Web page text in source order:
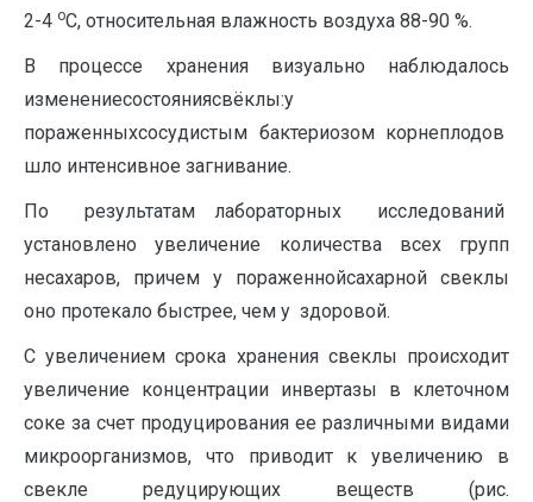
2-4 оС, относительная влажность воздуха 88-90 %.
В процессе хранения визуально наблюдалось
изменениесостояниясвёклы:у
пораженныхсосудистым бактериозом корнеплодов
шло интенсивное загнивание.
По результатам лабораторных исследований
установлено увеличение количества всех групп
несахаров, причем у пораженнойсахарной свеклы
оно протекало быстрее, чем у здоровой.
С увеличением срока хранения свеклы происходит
увеличение концентрации инвертазы в клеточном
соке за счет продуцирования ее различными видами
микроорганизмов, что приводит к увеличению в
свекле редуцирующих веществ (рис.